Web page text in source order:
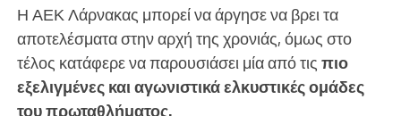
Η ΑΕΚ Λάρνακας μπορεί να άργησε να βρει τα
αποτελέσματα στην αρχή της χρονιάς, όμως στο
τέλος κατάφερε να παρουσιάσει μία από τιςπιο
εξελιγμένες και αγωνιστικά ελκυστικές ομάδες
του πρωταθλήματος.